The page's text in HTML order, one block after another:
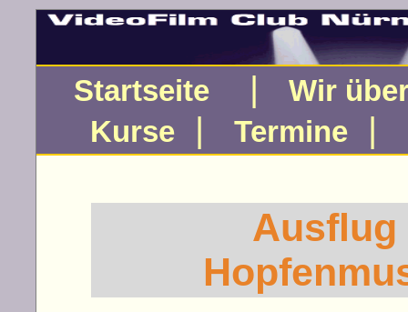
Startseite | Wir
Kurse| Termine|
Ausflug